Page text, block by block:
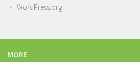
WordPress.org
MORE